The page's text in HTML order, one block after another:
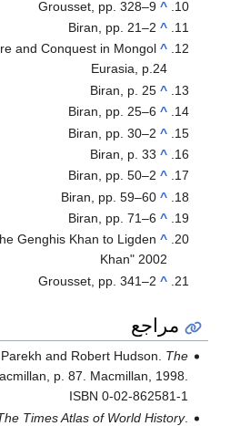
^
Grousset, pp. 328–9
^
Biran, pp. 21–2
^
and Conquest in Mongol
Eurasia, p.24
^
Biran, p. 25
^
Biran, pp. 25–6
^
Biran, pp. 30–2
^
Biran, p. 33
^
Biran, pp. 50–2
^
Biran, pp. 59–60
^
Biran, pp. 71–6
^
Genghis Khan to Ligden
Khan" 2002
^
Grousset, pp. 341–2
مراجع
and Robert Hudson. The
p. 87. Macmillan, 1998.
ISBN 0-02-862581-1
Times Atlas of World History.